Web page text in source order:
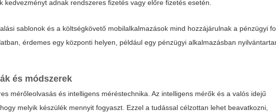
adnak rendszeres fizetés vagy előre fizetés esetén.
sablonok és a költségkövető mobilalkalmazások mind hozzájárulnak a pénzügyi
érdemes egy központi helyen, például egy pénzügyi alkalmazásban
és módszerek
mérőleolvasás és intelligens méréstechnika. Az intelligens mérők és a valós idejű
melyik készülék mennyit fogyaszt. Ezzel a tudással célzottan lehet beavatkozni,